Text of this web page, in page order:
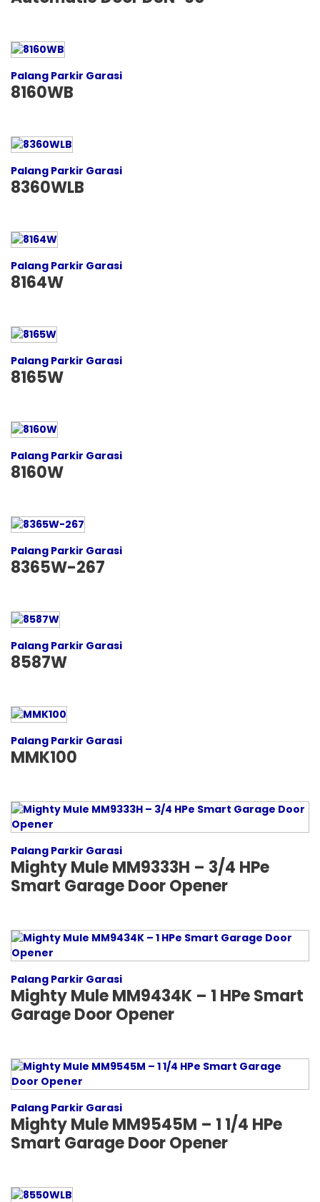
Palang Parkir Garasi
8160WB
Palang Parkir Garasi
8360WLB
Palang Parkir Garasi
8164W
Palang Parkir Garasi
8165W
Palang Parkir Garasi
8160W
Palang Parkir Garasi
8365W-267
Palang Parkir Garasi
8587W
Palang Parkir Garasi
MMK100
Palang Parkir Garasi
Mighty Mule MM9333H – 3/4 HPe
Smart Garage Door Opener
Palang Parkir Garasi
Mighty Mule MM9434K – 1 HPe Smart
Garage Door Opener
Palang Parkir Garasi
Mighty Mule MM9545M – 1 1/4 HPe
Smart Garage Door Opener